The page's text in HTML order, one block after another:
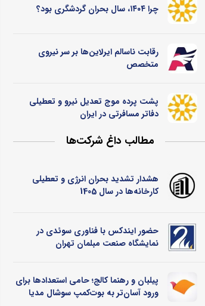
چرا ۱۴۰۴، سال بحران گردشگری بود؟
رقابت ناسالم ایرلاین‌ها بر سر نیروی
متخصص
پشت پرده موج تعدیل نیرو و تعطیلی
دفاتر مسافرتی در ایران
مطالب داغ شرکت‌ها
هشدار تشدید بحران انرژی و تعطیلی
کارخانه‌ها در سال 1405
حضور ایندکس با فناوری سوئدی در
نمایشگاه صنعت مبلمان تهران
پیلبان و رهنما کالج؛ حامی استعدادها برای
ورود آسان‌تر به بوت‌کمپ سوشال مدیا